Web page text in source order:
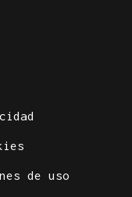
de uso